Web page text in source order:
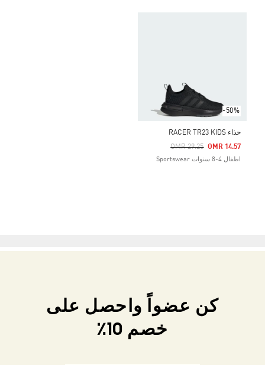
-50%
حذاء RACER TR23 KIDS
Price Reduced From
OMR 29.25
To OMR 14.57
اطفال 4-8 سنوات Sportswear
كن عضواً واحصل على
خصم 10٪